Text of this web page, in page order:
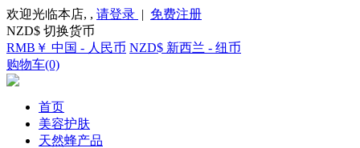
欢迎光临本店, , 请登录 | 免费注册
NZD$ 切换货币
RMB￥ 中国 - 人民币 NZD$ 新西兰 - 纽币
购物车(0)
首页
美容护肤
天然蜂产品